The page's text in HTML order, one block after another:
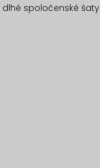
spoločenské šaty